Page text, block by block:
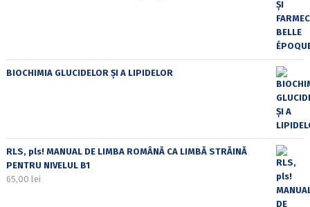
BIOCHIMIA GLUCIDELOR ȘI A LIPIDELOR
RLS, pls! MANUAL DE LIMBA ROMÂNĂ CA LIMBĂ STRĂINĂ
PENTRU NIVELUL B1
65,00 lei